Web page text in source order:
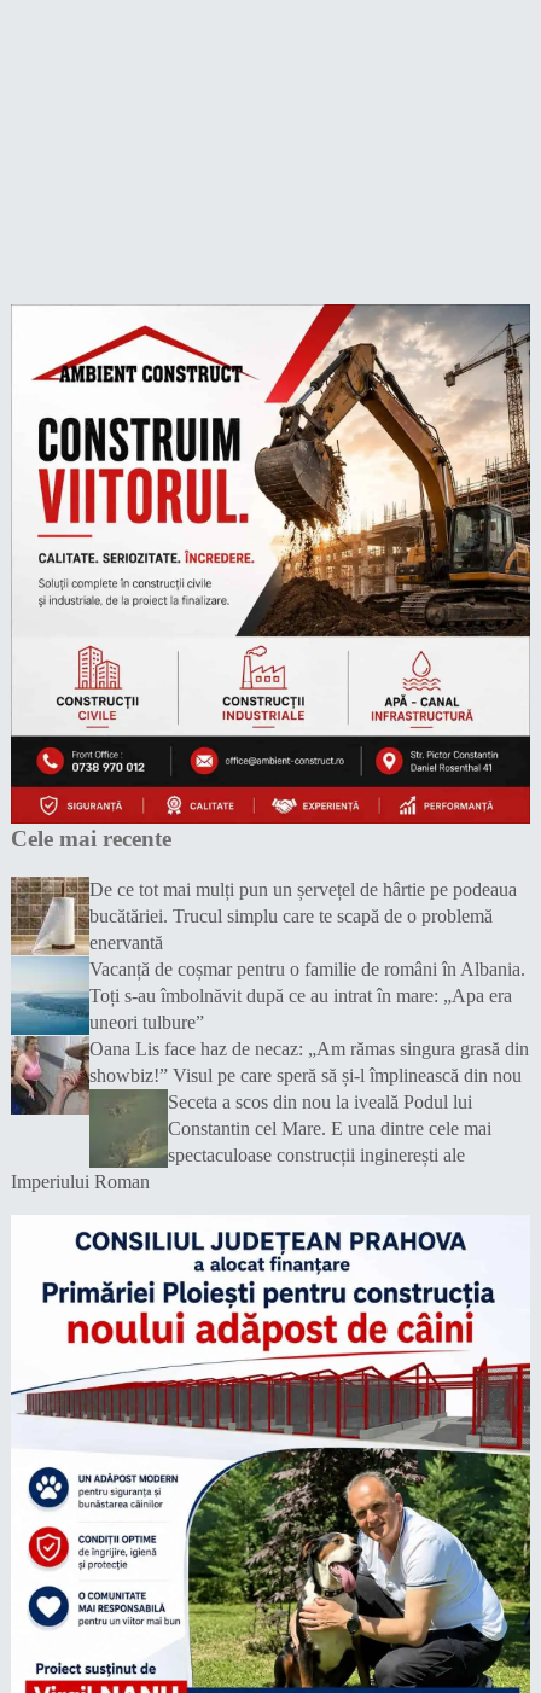
Cele mai recente
De ce tot mai mulți pun un șervețel de hârtie pe podeaua
bucătăriei. Trucul simplu care te scapă de o problemă
enervantă
Vacanță de coșmar pentru o familie de români în Albania.
Toți s-au îmbolnăvit după ce au intrat în mare: „Apa era
uneori tulbure”
Oana Lis face haz de necaz: „Am rămas singura grasă din
showbiz!” Visul pe care speră să și-l împlinească din nou
Seceta a scos din nou la iveală Podul lui
Constantin cel Mare. E una dintre cele mai
spectaculoase construcții inginerești ale
Imperiului Roman